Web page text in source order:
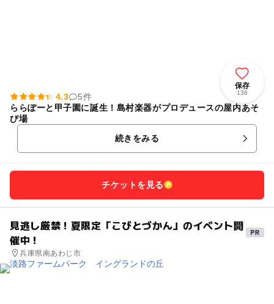
保存
136
4.3
5件
ららぽーと甲子園に誕生！島村楽器がプロデュースの屋内あそ
び場
続きをみる
チケットを見る
見逃し厳禁！夏限定「こびとづかん」のイベント開
催中！
兵庫県南あわじ市